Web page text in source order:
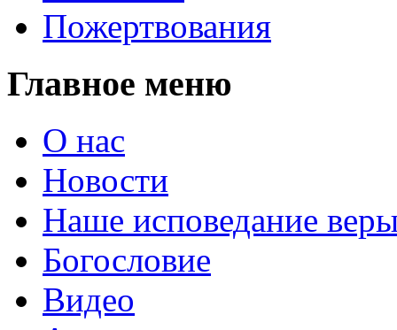
Пожертвования
Главное меню
О нас
Новости
Наше исповедание
Богословие
Видео